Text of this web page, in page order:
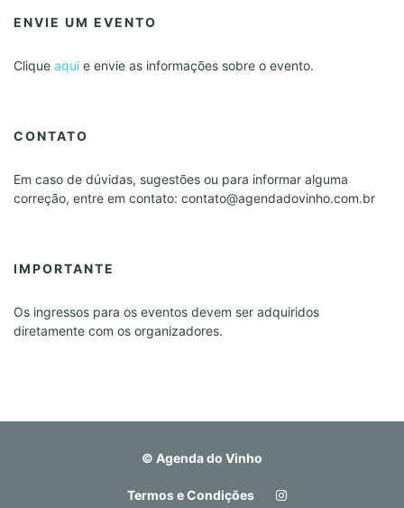
ENVIE UM EVENTO
Clique aqui e envie as informações sobre o evento.
CONTATO
Em caso de dúvidas, sugestões ou para informar alguma
correção, entre em contato: contato@agendadovinho.com.br
IMPORTANTE
Os ingressos para os eventos devem ser adquiridos
diretamente com os organizadores.
© Agenda do Vinho
Termos e Condições